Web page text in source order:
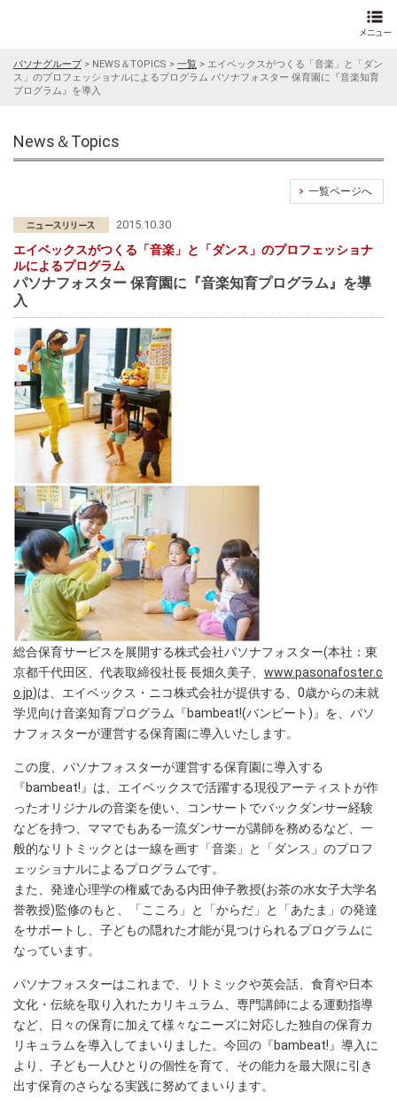
パソナグループ> NEWS＆TOPICS > 一覧 > エイベックスがつくる「音楽」と「ダン
ス」のプロフェッショナルによるプログラム パソナフォスター 保育園に『音楽知育
プログラム』を導入
News＆Topics
一覧ページへ
2015.10.30
エイベックスがつくる「音楽」と「ダンス」のプロフェッショナ
ルによるプログラム
パソナフォスター 保育園に『音楽知育プログラム』を導
入
総合保育サービスを展開する株式会社パソナフォスター(本社：東
京都千代田区、代表取締役社長 長畑久美子、 www.pasonafoster.c
o.jp)は、エイベックス・ニコ株式会社が提供する、0歳からの未就
学児向け音楽知育プログラム『bambeat!(バンビート)』を、パソ
ナフォスターが運営する保育園に導入いたします。
この度、パソナフォスターが運営する保育園に導入する
『bambeat!』は、エイベックスで活躍する現役アーティストが作
ったオリジナルの音楽を使い、コンサートでバックダンサー経験
などを持つ、ママでもある一流ダンサーが講師を務めるなど、一
般的なリトミックとは一線を画す「音楽」と「ダンス」のプロフ
ェッショナルによるプログラムです。
また、発達心理学の権威である内田伸子教授(お茶の水女子大学名
誉教授)監修のもと、「こころ」と「からだ」と「あたま」の発達
をサポートし、子どもの隠れた才能が見つけられるプログラムに
なっています。
パソナフォスターはこれまで、リトミックや英会話、食育や日本
文化・伝統を取り入れたカリキュラム、専門講師による運動指導
など、日々の保育に加えて様々なニーズに対応した独自の保育カ
リキュラムを導入してまいりました。今回の『bambeat!』導入に
より、子ども一人ひとりの個性を育て、その能力を最大限に引き
出す保育のさらなる実践に努めてまいります。